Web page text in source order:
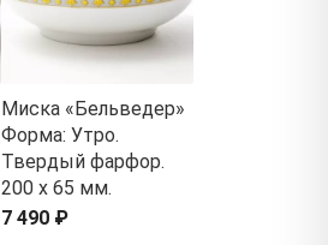
Миска «Бельведер»
Форма: Утро.
Твердый фарфор.
200 x 65 мм.
7 490 ₽